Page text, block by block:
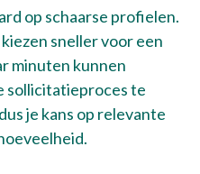
op schaarse profielen.
sneller voor een
minuten kunnen
sollicitatieproces te
je kans op relevante